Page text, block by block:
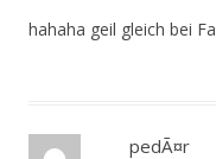
hahaha geil gleich bei
pedÃ¤r